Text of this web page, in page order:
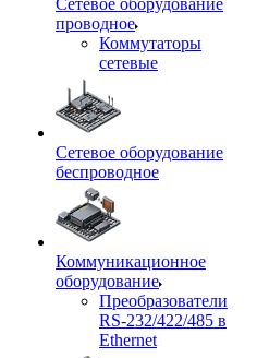
Сетевое оборудование
проводное
Коммутаторы
сетевые
Сетевое оборудование
беспроводное
Коммуникационное
оборудование
Преобразователи
RS-232/422/485 в
Ethernet